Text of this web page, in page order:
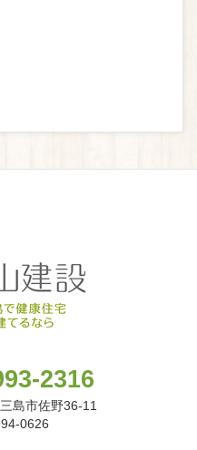
2316
島市佐野36-11
0626